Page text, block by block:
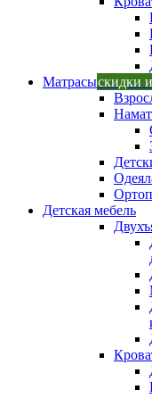
Матрасыскидки
Детская мебель